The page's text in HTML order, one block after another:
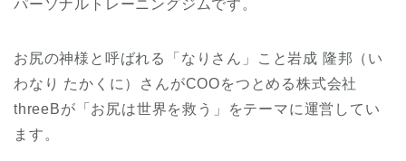
パーソナルトレーニングジムです。
お尻の神様と呼ばれる「なりさん」こと岩成 隆邦（い
わなり たかくに）さんがCOOをつとめる株式会社
threeBが「お尻は世界を救う」をテーマに運営してい
ます。